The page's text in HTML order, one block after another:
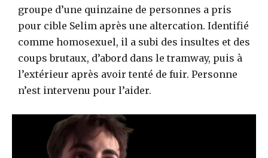
groupe d’une quinzaine de personnes a pris
pour cible Selim après une altercation. Identifié
comme homosexuel, il a subi des insultes et des
coups brutaux, d’abord dans le tramway, puis à
l’extérieur après avoir tenté de fuir. Personne
n’est intervenu pour l’aider.